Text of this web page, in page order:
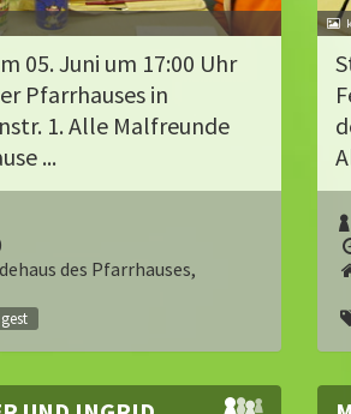
05. Juni um 17:00 Uhr
Pfarrhauses in
1. Alle Malfreunde
...
des Pfarrhauses,
gest